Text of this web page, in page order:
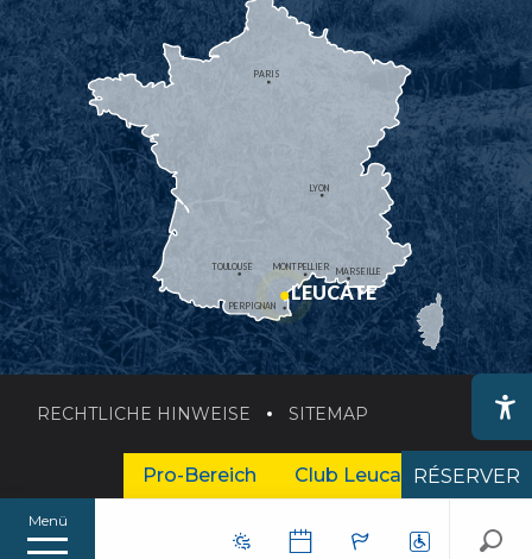
Menü
MONTPELLIER
PERPIGNAN
MARSEILLE
TOULOUSE
LYON
PARIS
LEUCATE
RECHTLICHE HINWEISE SITEMAP
Pro-Bereich Club Leucate Business
RÉSERVER